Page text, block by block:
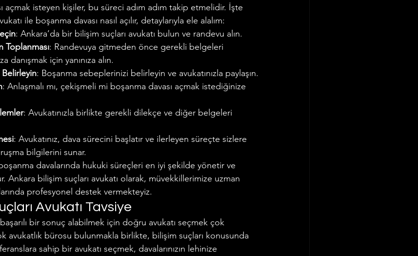
açmak isteyen kişiler, bu süreci adım adım takip etmelidir. İşte
ile boşanma davası nasıl açılır, detaylarıyla ele alalım:
: Ankara’da bir bilişim suçları avukatı bulun ve randevu alın.
Toplanması: Randevuya gitmeden önce gerekli belgeleri
danışmak için yanınıza alın.
: Boşanma sebeplerinizi belirleyin ve avukatınızla paylaşın.
: Anlaşmalı mı, çekişmeli mi boşanma davası açmak istediğinize
: Avukatınızla birlikte gerekli dilekçe ve diğer belgeleri
: Avukatınız, dava sürecini başlatır ve ilerleyen süreçte sizlere
bilgilerini sunar.
davalarında hukuki süreçleri en iyi şekilde yönetir ve
Ankara bilişim suçları avukatı olarak, müvekkillerimize uzman
profesyonel destek vermekteyiz.
Avukatı Tavsiye
bir sonuç alabilmek için doğru avukatı seçmek çok
avukatlık bürosu bulunmakla birlikte, bilişim suçları konusunda
sahip bir avukatı seçmek, davalarınızın lehinize